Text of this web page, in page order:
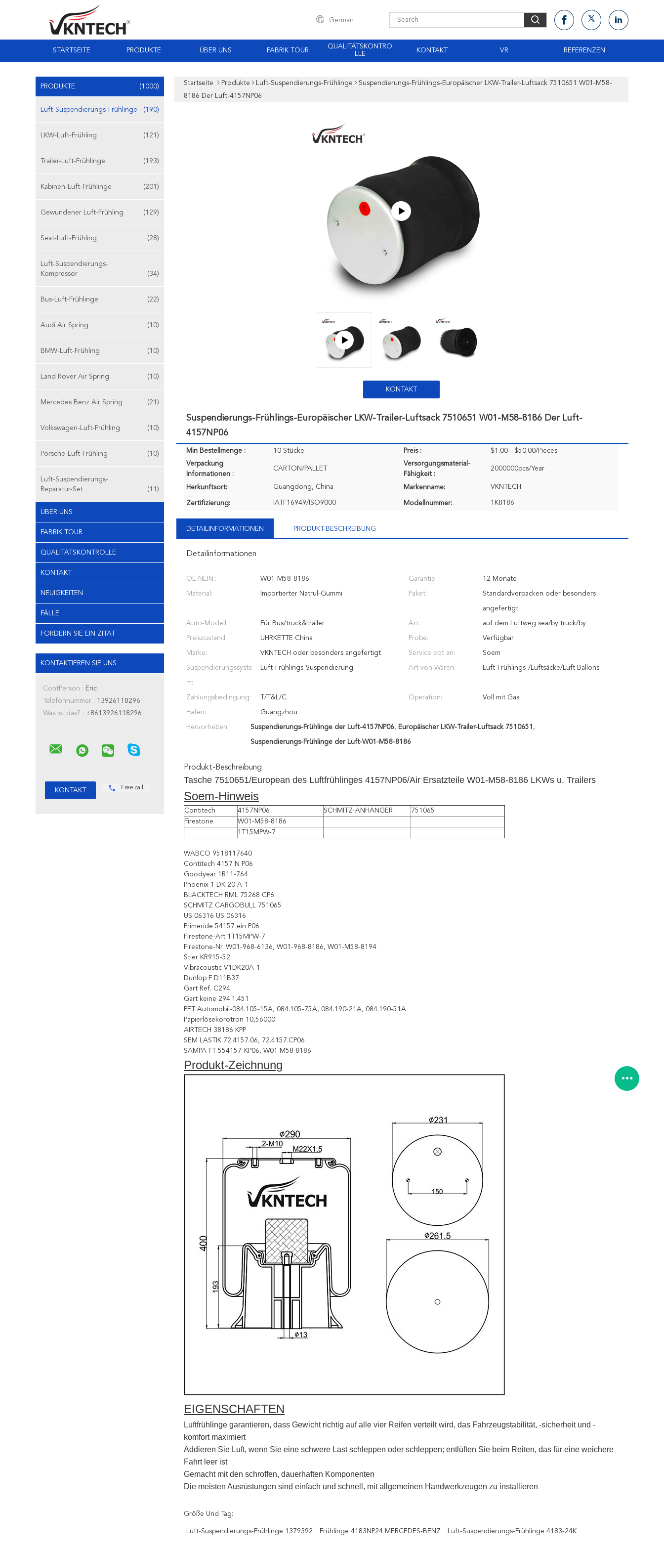
German
STARTSEITE PRODUKTE ÜBER UNS FABRIK TOUR
QUALITÄTSKONTRO
LLE
KONTAKT VR REFERENZEN
PRODUKTE (1000)
Luft-Suspendierungs-Frühlinge (190)
LKW-Luft-Frühling (121)
Trailer-Luft-Frühlinge (193)
Kabinen-Luft-Frühlinge (201)
Gewundener Luft-Frühling (129)
Seat-Luft-Frühling (28)
Luft-Suspendierungs-
Kompressor
(34)
Bus-Luft-Frühlinge (22)
Audi Air Spring (10)
BMW-Luft-Frühling (10)
Land Rover Air Spring (10)
Mercedes Benz Air Spring (21)
Volkswagen-Luft-Frühling (10)
Porsche-Luft-Frühling (10)
Luft-Suspendierungs-
Reparatur-Set
(11)
ÜBER UNS
FABRIK TOUR
QUALITÄTSKONTROLLE
KONTAKT
NEUIGKEITEN
FÄLLE
FORDERN SIE EIN ZITAT
KONTAKTIEREN SIE UNS
ContPerson : Eric
Telefonnummer : 13926118296
Was ist das? : +8613926118296
Free call
Startseite Produkte Luft-Suspendierungs-Frühlinge
Suspendierungs-Frühlings-Europäischer LKW-Trailer-Luftsack 7510651 W01-M58-
8186 Der Luft-4157NP06
KONTAKT
Suspendierungs-Frühlings-Europäischer LKW-Trailer-Luftsack 7510651 W01-M58-8186 Der Luft-
4157NP06
Min Bestellmenge : 10 Stücke Preis :
$1.00 - $50.00/Pieces
Verpackung
Informationen :
CARTON/PALLET
Versorgungsmaterial-
Fähigkeit :
2000000pcs/Year
Herkunftsort: Guangdong, China Markenname: VKNTECH
Zertifizierung: IATF16949/ISO9000 Modellnummer: 1K8186
DETAILINFORMATIONEN PRODUKT-BESCHREIBUNG
Detailinformationen
OE NEIN.: W01-M58-8186 Garantie: 12 Monate
Material: Importierter Natrul-Gummi Paket: Standardverpacken oder besonders
angefertigt
Auto-Modell: Für Bus/truck&trailer Art: auf dem Luftweg sea/by truck/by
Preiszustand: UHRKETTE China Probe: Verfügbar
Marke: VKNTECH oder besonders angefertigt Service bot an: Soem
Suspendierungssyste
m:
Luft-Frühlings-Suspendierung Art von Waren: Luft-Frühlings-/Luftsäcke/Luft Ballons
Zahlungsbedingung: T/T&L/C Operation: Voll mit Gas
Hafen: Guangzhou
Hervorheben: Suspendierungs-Frühlinge der Luft-4157NP06, Europäischer LKW-Trailer-Luftsack 7510651 ,
Suspendierungs-Frühlinge der Luft-W01-M58-8186
Produkt-Beschreibung
Tasche 7510651/European des Luftfrühlinges 4157NP06/Air Ersatzteile W01-M58-8186 LKWs u. Trailers
Soem-Hinweis
Contitech 4157NP06 SCHMITZ-ANHÄNGER
751065
Firestone
W01-M58-8186
1T15MPW-7
WABCO 9518117640
Contitech 4157 N P06
Goodyear 1R11-764
Phoenix 1 DK 20 A-1
BLACKTECH RML 75268 CP6
SCHMITZ CARGOBULL 751065
US 06316 US 06316
Primeride 54157 ein P06
Firestone-Art 1T15MPW-7
Firestone-Nr. W01-968-6136, W01-968-8186, W01-M58-8194
Stier KR915-52
Vibracoustic V1DK20A-1
Dunlop F D11B37
Gart Ref. C294
Gart keine 294.1.451
PET Automobil-084.105-15A, 084.105-75A, 084.190-21A, 084.190-51A
Papierlösekorotron 10,56000
AIRTECH 38186 KPP
SEM LASTIK 72.4157.06, 72.4157.CP06
SAMPA FT 554157-KP06, W01 M58 8186
Produkt-Zeichnung
EIGENSCHAFTEN
Luftfrühlinge garantieren, dass Gewicht richtig auf alle vier Reifen verteilt wird, das Fahrzeugstabilität, -sicherheit und -
komfort maximiert
Addieren Sie Luft, wenn Sie eine schwere Last schleppen oder schleppen; entlüften Sie beim Reiten, das für eine weichere
Fahrt leer ist
Gemacht mit den schroffen, dauerhaften Komponenten
Die meisten Ausrüstungen sind einfach und schnell, mit allgemeinen Handwerkzeugen zu installieren
Größe Und Tag:
Luft-Suspendierungs-Frühlinge 1379392 Frühlinge 4183NP24 MERCEDES-BENZ Luft-Suspendierungs-Frühlinge 4183-24K